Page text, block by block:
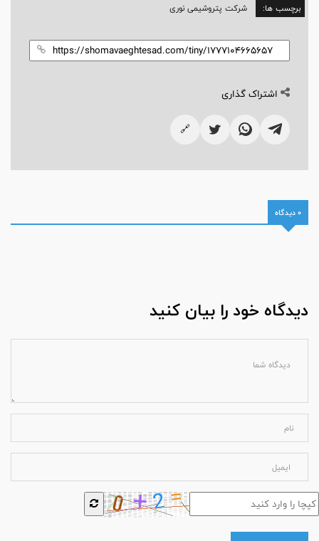
برچسب ها: شرکت پتروشیمی نوری
اشتراک گذاری
🔗
0 دیدگاه
دیدگاه خود را بیان کنید